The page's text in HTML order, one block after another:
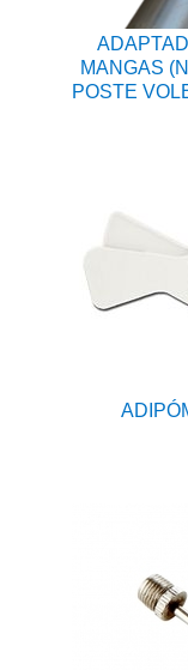
MANGAS
POSTE